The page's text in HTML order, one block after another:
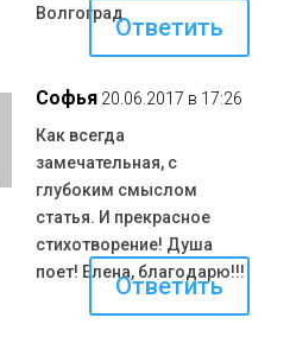
ВолгоградОтветить
Софья 20.06.2017 в 17:26
Как всегда
замечательная, с
глубоким смыслом
статья. И прекрасное
стихотворение! Душа
поет! Елена, благодарю!!!
Ответить